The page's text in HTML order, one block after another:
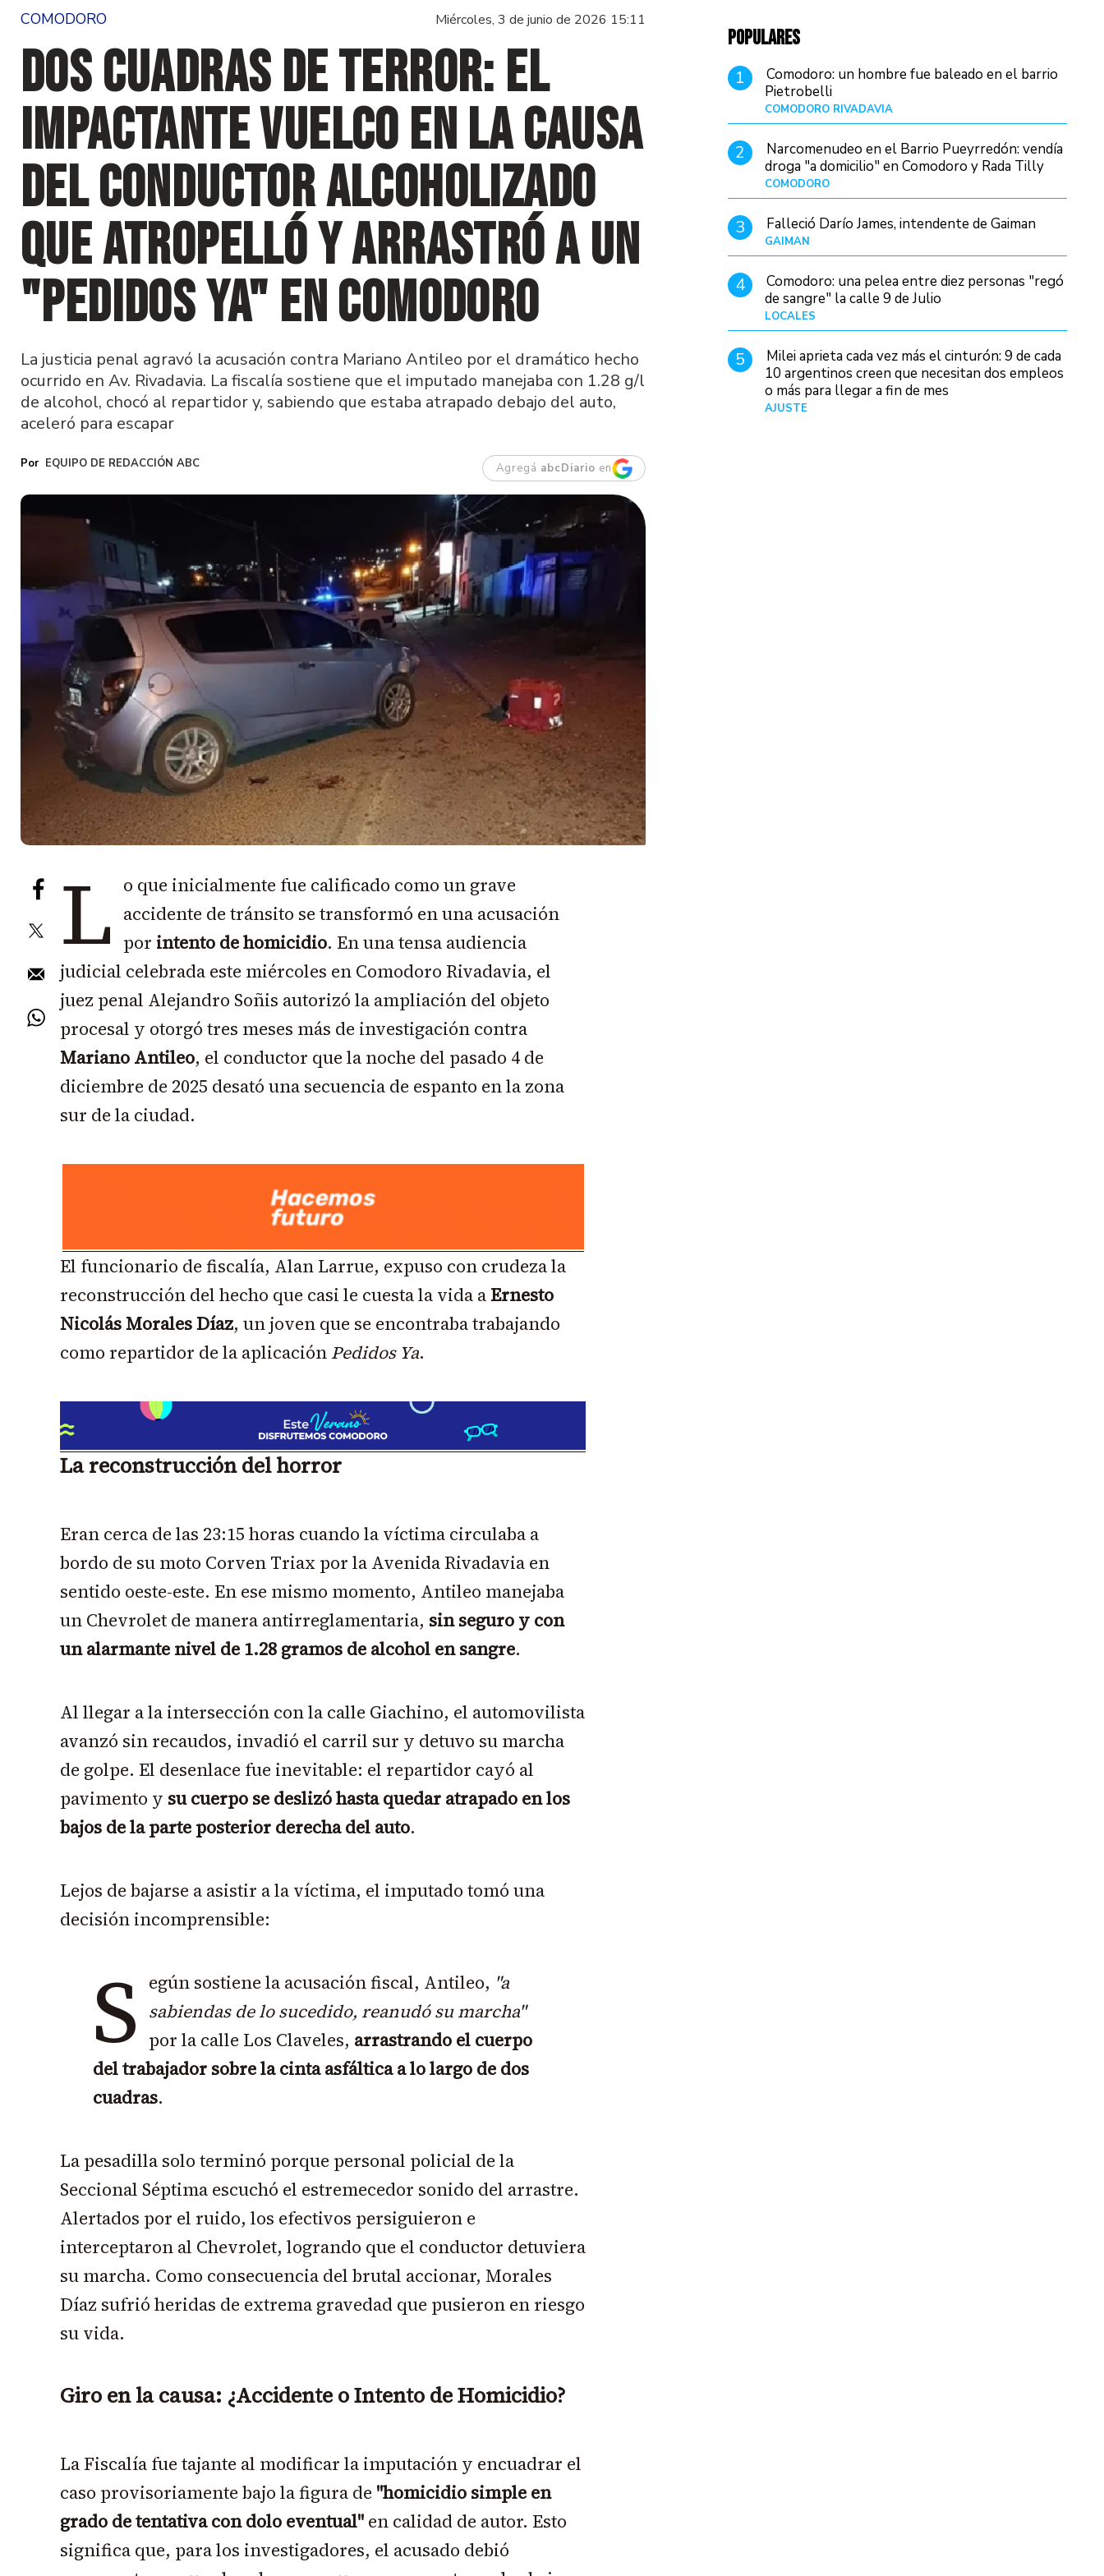
COMODORO Miércoles, 3 de junio de 2026 15:11
Dos cuadras de terror: el
impactante vuelco en la causa
del conductor alcoholizado
que atropelló y arrastró a un
"Pedidos Ya" en Comodoro
La justicia penal agravó la acusación contra Mariano Antileo por el dramático hecho
ocurrido en Av. Rivadavia. La fiscalía sostiene que el imputado manejaba con 1.28 g/l
de alcohol, chocó al repartidor y, sabiendo que estaba atrapado debajo del auto,
aceleró para escapar
EQUIPO DE REDACCIÓN ABC Agregá abcDiario en
L o que inicialmente fue calificado como un grave
accidente de tránsito se transformó en una acusación
por intento de homicidio. En una tensa audiencia
judicial celebrada este miércoles en Comodoro Rivadavia, el
juez penal Alejandro Soñis autorizó la ampliación del objeto
procesal y otorgó tres meses más de investigación contra
Mariano Antileo, el conductor que la noche del pasado 4 de
diciembre de 2025 desató una secuencia de espanto en la zona
sur de la ciudad.
El funcionario de fiscalía, Alan Larrue, expuso con crudeza la
reconstrucción del hecho que casi le cuesta la vida a Ernesto
Nicolás Morales Díaz, un joven que se encontraba trabajando
como repartidor de la aplicación Pedidos Ya.
La reconstrucción del horror
Eran cerca de las 23:15 horas cuando la víctima circulaba a
bordo de su moto Corven Triax por la Avenida Rivadavia en
sentido oeste-este. En ese mismo momento, Antileo manejaba
un Chevrolet de manera antirreglamentaria, sin seguro y con
un alarmante nivel de 1.28 gramos de alcohol en sangre.
Al llegar a la intersección con la calle Giachino, el automovilista
avanzó sin recaudos, invadió el carril sur y detuvo su marcha
de golpe. El desenlace fue inevitable: el repartidor cayó al
pavimento y su cuerpo se deslizó hasta quedar atrapado en los
bajos de la parte posterior derecha del auto.
Lejos de bajarse a asistir a la víctima, el imputado tomó una
decisión incomprensible:
S egún sostiene la acusación fiscal, Antileo, "a
sabiendas de lo sucedido, reanudó su marcha"
por la calle Los Claveles, arrastrando el cuerpo
del trabajador sobre la cinta asfáltica a lo largo de dos
cuadras.
La pesadilla solo terminó porque personal policial de la
Seccional Séptima escuchó el estremecedor sonido del arrastre.
Alertados por el ruido, los efectivos persiguieron e
interceptaron al Chevrolet, logrando que el conductor detuviera
su marcha. Como consecuencia del brutal accionar, Morales
Díaz sufrió heridas de extrema gravedad que pusieron en riesgo
su vida.
Giro en la causa: ¿Accidente o Intento de Homicidio?
La Fiscalía fue tajante al modificar la imputación y encuadrar el
caso provisoriamente bajo la figura de "homicidio simple en
grado de tentativa con dolo eventual" en calidad de autor. Esto
significa que, para los investigadores, el acusado debió
POPULARES
1
Comodoro: un hombre fue baleado en el barrio
Pietrobelli
COMODORO RIVADAVIA
2
Narcomenudeo en el Barrio Pueyrredón: vendía
droga "a domicilio" en Comodoro y Rada Tilly
COMODORO
3 Falleció Darío James, intendente de Gaiman
GAIMAN
4
Comodoro: una pelea entre diez personas "regó
de sangre" la calle 9 de Julio
LOCALES
5
Milei aprieta cada vez más el cinturón: 9 de cada
10 argentinos creen que necesitan dos empleos
o más para llegar a fin de mes
AJUSTE